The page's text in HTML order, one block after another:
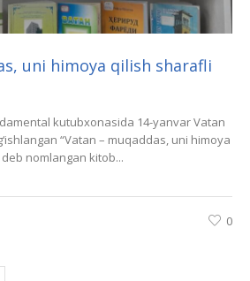
uni himoya qilish sharafli
kutubxonasida 14-yanvar Vatan
“Vatan – muqaddas, uni himoya
nomlangan kitob...
0